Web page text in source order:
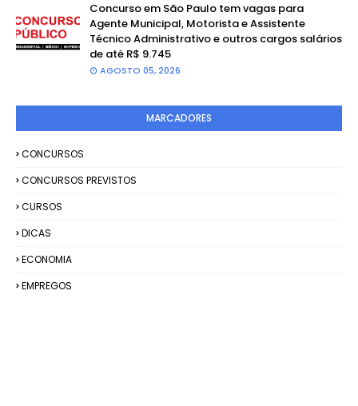
Concurso em São Paulo tem vagas para
Agente Municipal, Motorista e Assistente
Técnico Administrativo e outros cargos salários
de até R$ 9.745
AGOSTO 05, 2026
MARCADORES
CONCURSOS
CONCURSOS PREVISTOS
CURSOS
DICAS
ECONOMIA
EMPREGOS